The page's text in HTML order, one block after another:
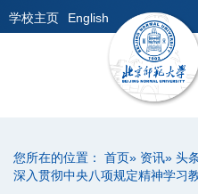
学校主页 English
您所在的位置： 首页» 资讯» 头
深入贯彻中央八项规定精神学习